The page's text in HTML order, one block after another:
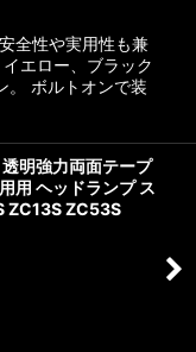
全性や実用性も兼
エロー、ブラック
。 ボルトオンで装
明強力両面テープ
用 ヘッドランプ ス
ZC13S ZC53S